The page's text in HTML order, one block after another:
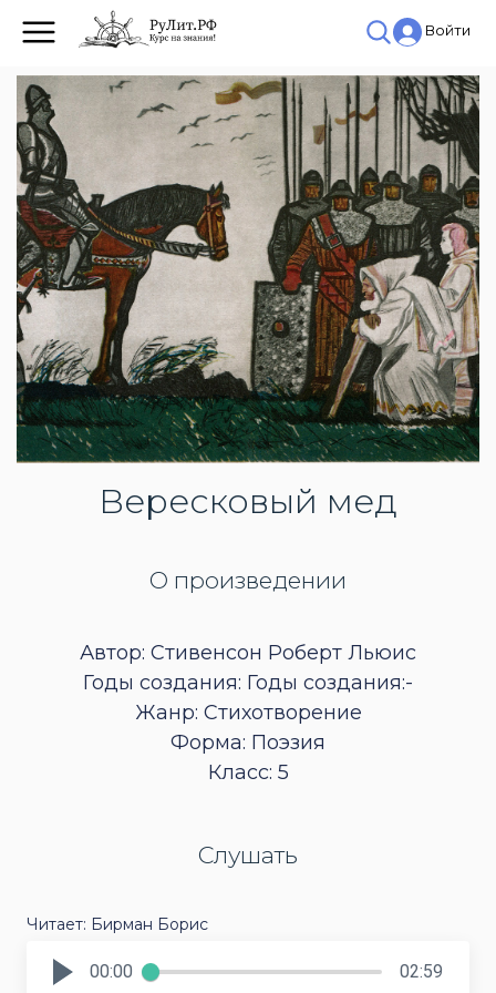
Войти
Вересковый мед
О произведении
Автор: Стивенсон Роберт Льюис
Годы создания: Годы создания:-
Жанр: Стихотворение
Форма: Поэзия
Класс: 5
Слушать
Читает: Бирман Борис
00:00 02:59